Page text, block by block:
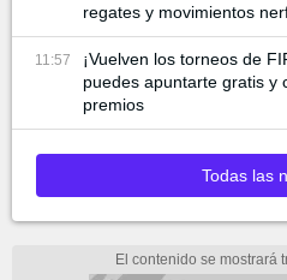
regates y movimientos
11:57
¡Vuelven los torneos de
puedes apuntarte gratis y
premios
Todas las